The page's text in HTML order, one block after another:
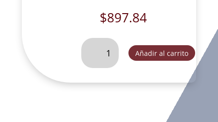
$897.84
SAN
CABALLERO
CM.
Añadir al carrito